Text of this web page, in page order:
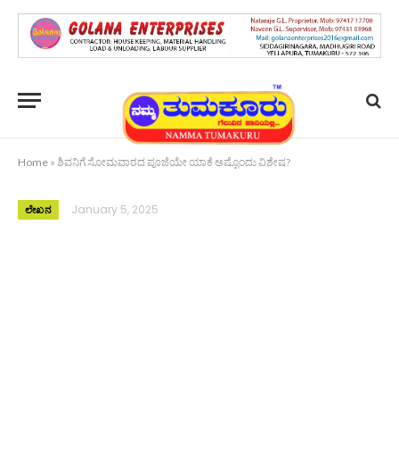
Home » ಶಿವನಿಗೆ ಸೋಮವಾರದ ಪೂಜೆಯೇ ಯಾಕೆ ಅಷ್ಟೊಂದು ವಿಶೇಷ?
ಲೇಖನ January 5, 2025